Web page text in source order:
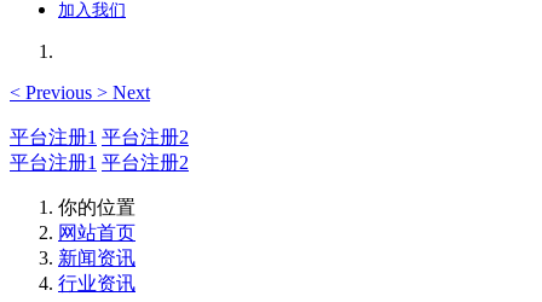
加入我们
< Previous > Next
平台注册1 平台注册2
平台注册1 平台注册2
你的位置
网站首页
新闻资讯
行业资讯